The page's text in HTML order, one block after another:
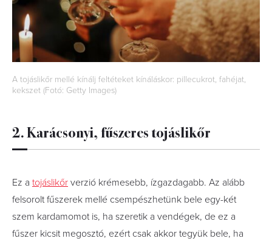
A tojáslikőr mellé kínálj feltéteket kínáláskor: pillecukrot, fahéjat,
kekszet (Fotó: Getty Images)
2. Karácsonyi, fűszeres tojáslikőr
Ez a tojáslikőr verzió krémesebb, ízgazdagabb. Az alább
felsorolt fűszerek mellé csempészhetünk bele egy-két
szem kardamomot is, ha szeretik a vendégek, de ez a
fűszer kicsit megosztó, ezért csak akkor tegyük bele, ha